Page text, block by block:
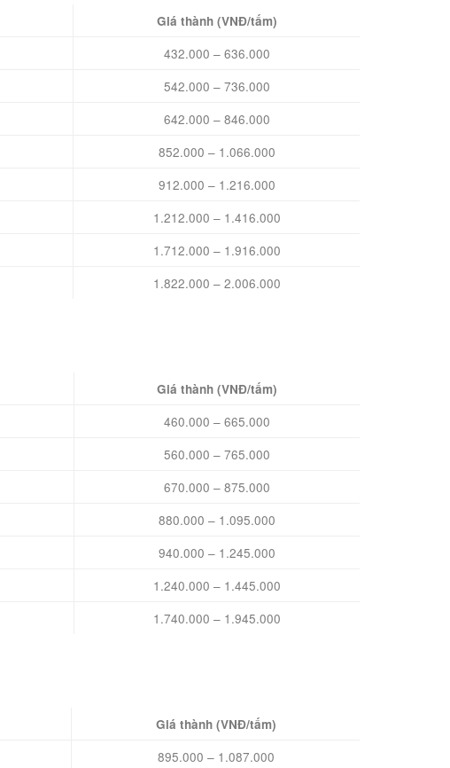
Giá thành (VNĐ/tấm)
432.000 – 636.000
542.000 – 736.000
642.000 – 846.000
852.000 – 1.066.000
912.000 – 1.216.000
1.212.000 – 1.416.000
1.712.000 – 1.916.000
1.822.000 – 2.006.000
Giá thành (VNĐ/tấm)
460.000 – 665.000
560.000 – 765.000
670.000 – 875.000
880.000 – 1.095.000
940.000 – 1.245.000
1.240.000 – 1.445.000
1.740.000 – 1.945.000
Giá thành (VNĐ/tấm)
895.000 – 1.087.000